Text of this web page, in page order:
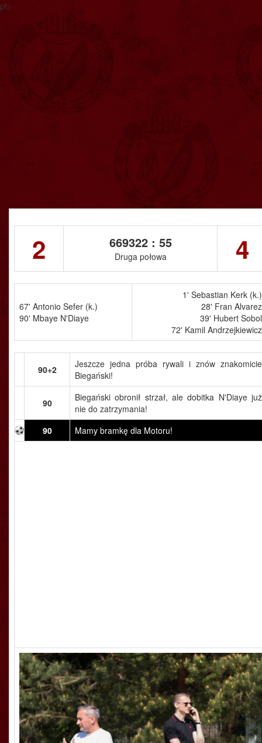
pt>
2 669322 : 57
Druga połowa 4
67' Antonio Sefer (k.)
90' Mbaye N'Diaye
1' Sebastian Kerk (k.)
28' Fran Alvarez
39' Hubert Sobol
72' Kamil Andrzejkiewicz
90+2
Jeszcze jedna próba rywali i znów znakomicie
Biegański!
90
Biegański obronił strzał, ale dobitka N'Diaye już
nie do zatrzymania!
90
Mamy bramkę dla Motoru!